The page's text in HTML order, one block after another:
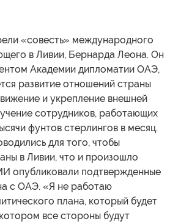
«совесть» международного
в Ливии, Бернарда Леона. Он
Академии дипломатии ОАЭ,
развитие отношений страны
и укрепление внешней
сотрудников, работающих
фунтов стерлингов в месяц.
для того, чтобы
в Ливии, что и произошло
опубликовали подтвержденные
с ОАЭ. «Я не работаю
плана, который будет
все стороны будут